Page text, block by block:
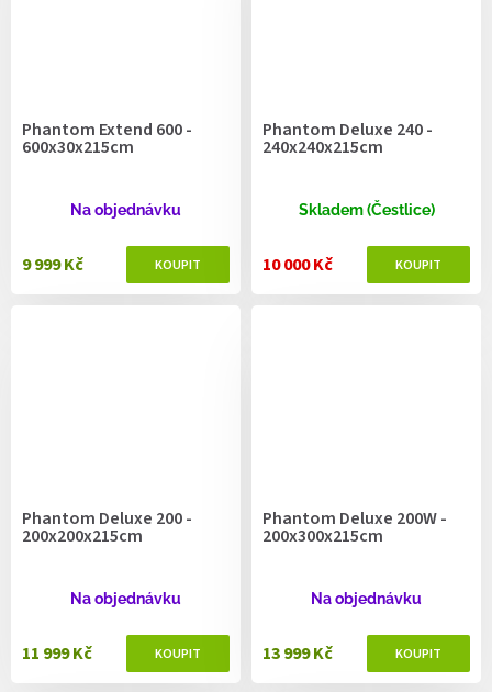
Phantom Extend 600 -
600x30x215cm
Na objednávku
9 999 Kč
Phantom Deluxe 240 -
240x240x215cm
Skladem (Čestlice)
10 000 Kč
Phantom Deluxe 200 -
200x200x215cm
Na objednávku
11 999 Kč
Phantom Deluxe 200W -
200x300x215cm
Na objednávku
13 999 Kč